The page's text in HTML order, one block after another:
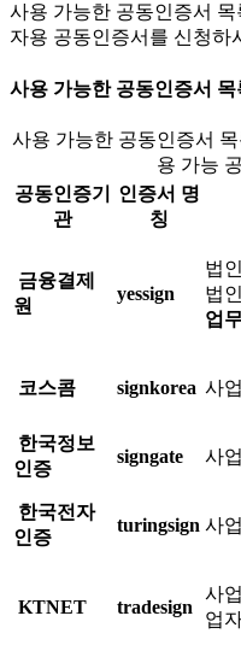
사용 가능한 공동인증서
자용 공동인증서를 신청하
사용 가능한 공동인증서 목
사용 가능한 공동인증서
용 가능
공동인증기
관
인증서 명
칭
금융결제
원
yessign
법
법
업
코스콤 signkorea 사
한국정보
인증
signgate 사
한국전자
인증
turingsign 사
KTNET tradesign
사
업